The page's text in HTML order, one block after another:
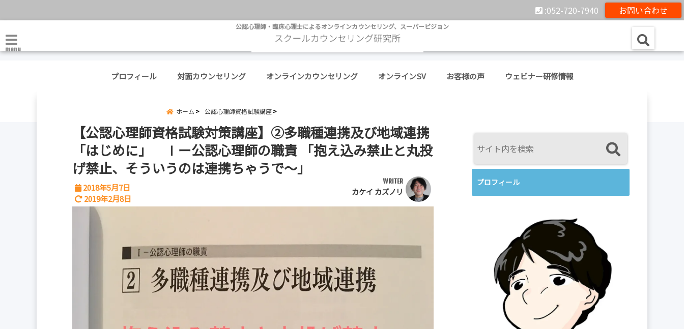
お問い合わせ
:052-720-7940
公認心理師・臨床心理士によるオンラインカウンセリング、スーパービジョン
menu
プロフィール 対面カウンセリング オンラインカウンセリング オンラインSV お客様の声 ウェビナー研修情報
ホーム 公認心理師資格試験講座
【公認心理師資格試験対策講座】②多職種連携及び地域連携
「はじめに」 Ⅰー公認心理師の職責 「抱え込み禁止と丸投
げ禁止、そういうのは連携ちゃうで〜」
2018年5月7日
2019年2月8日
WRITER
カケイ カズノリ
プロフィール